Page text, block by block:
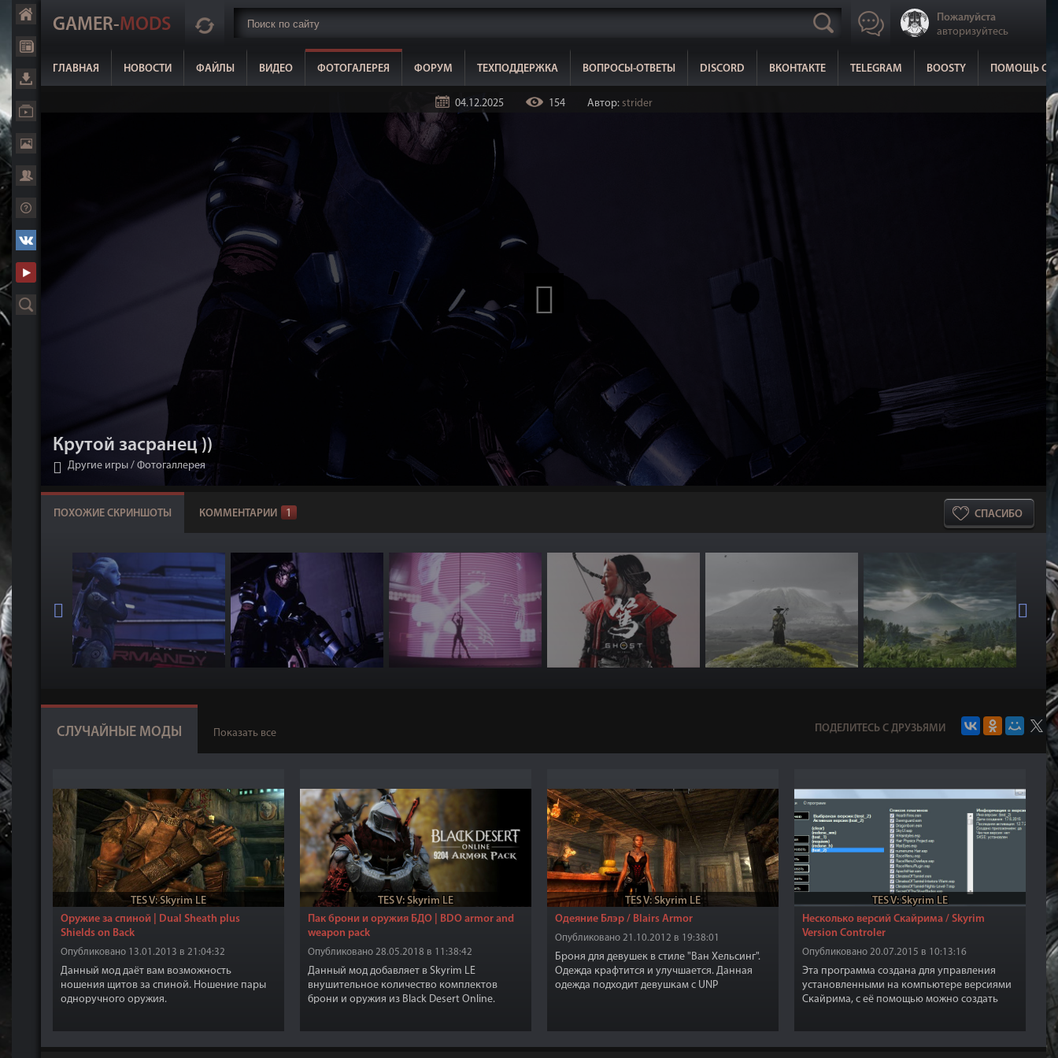
GAMER-MODS
Пожалуйста
авторизуйтесь
ГЛАВНАЯ НОВОСТИ ФАЙЛЫ ВИДЕО ФОТОГАЛЕРЕЯ ФОРУМ ТЕХПОДДЕРЖКА ВОПРОСЫ-ОТВЕТЫ DISCORD ВКОНТАКТЕ TELEGRAM BOOSTY ПОМОЩЬ
04.12.2025 154 Автор: strider
Крутой засранец ))
Другие игры / Фотогаллерея
СПАСИБО
ПОХОЖИЕ СКРИНШОТЫ КОММЕНТАРИИ 1
СЛУЧАЙНЫЕ МОДЫ Показать все ПОДЕЛИТЕСЬ С ДРУЗЬЯМИ
TES V: Skyrim LE
Оружие за спиной | Dual Sheath plus
Shields on Back
Опубликовано 13.01.2013 в 21:04:32
Данный мод даёт вам возможность
ношения щитов за спиной. Ношение пары
одноручного оружия.
TES V: Skyrim LE
Пак брони и оружия БДО | BDO armor and
weapon pack
Опубликовано 28.05.2018 в 11:38:42
Данный мод добавляет в Skyrim LE
внушительное количество комплектов
брони и оружия из Black Desert Online.
TES V: Skyrim LE
Одеяние Блэр / Blairs Armor
Опубликовано 21.10.2012 в 19:38:01
Броня для девушек в стиле "Ван Хельсинг".
Одежда крафтится и улучшается. Данная
одежда подходит девушкам с UNP
TES V: Skyrim LE
Несколько версий Скайрима / Skyrim
Version Controler
Опубликовано 20.07.2015 в 10:13:16
Эта программа создана для управления
установленными на компьютере версиями
Скайрима, с её помощью можно создать